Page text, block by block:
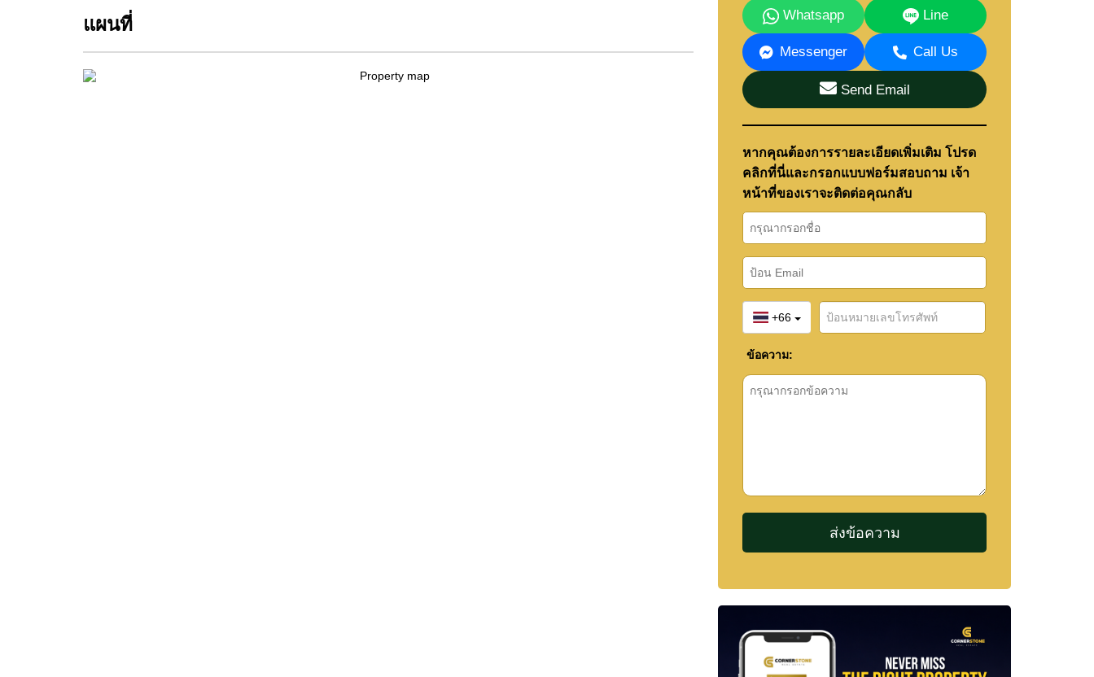
แผนที่ Whatsapp Line
Messenger Call Us
Send Email
หากคุณต้องการรายละเอียดเพิ่มเติม โปรด
คลิกที่นี่และกรอกแบบฟอร์มสอบถาม เจ้า
หน้าที่ของเราจะติดต่อคุณกลับ
+66
ข้อความ: